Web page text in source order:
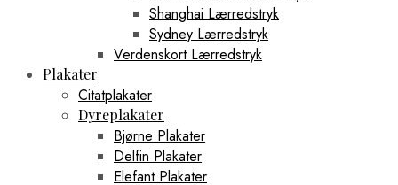
Shanghai Lærredstryk
Sydney Lærredstryk
Verdenskort Lærredstryk
Plakater
Citatplakater
Dyreplakater
Bjørne Plakater
Delfin Plakater
Elefant Plakater